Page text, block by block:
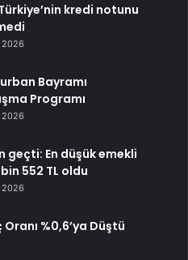
kredi notunu
2026
Bayramı
Programı
2026
geçti: En düşük emekli
552 TL oldu
2026
%0,6’ya Düştü